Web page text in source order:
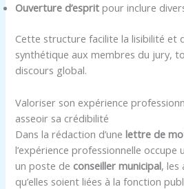
Ouverture d’esprit pour inclure
Cette structure facilite la lisibilité et
synthétique aux membres du jury,
discours global.
Valoriser son expérience
asseoir sa crédibilité
Dans la rédaction d’unelettre de
l’expérience professionnelle occupe
un poste de conseiller municipal, les
qu’elles soient liées à la fonction